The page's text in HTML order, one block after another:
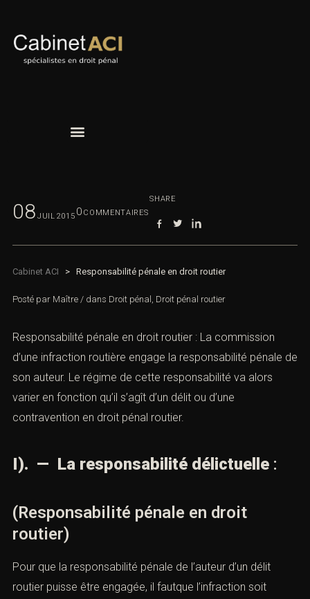
08 JUIL 2015 0 COMMENTAIRES
SHARE
Cabinet ACI > Responsabilité pénale en droit routier
Posté par Maître / dans Droit pénal , Droit pénal routier
Responsabilité pénale en droit routier : La commission
d’une infraction routière engage la responsabilité pénale de
son auteur. Le régime de cette responsabilité va alors
varier en fonction qu’il s’agît d’un délit ou d’une
contravention en droit pénal routier.
I). — La responsabilité délictuelle :
(Responsabilité pénale en droit
routier)
Pour que la responsabilité pénale de l’auteur d’un délit
routier puisse être engagée, il fautque l’infraction soit